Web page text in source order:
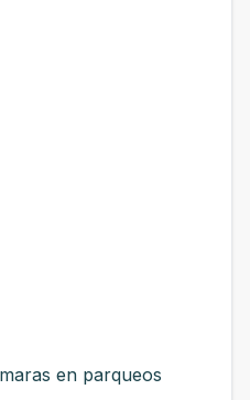
en parqueos